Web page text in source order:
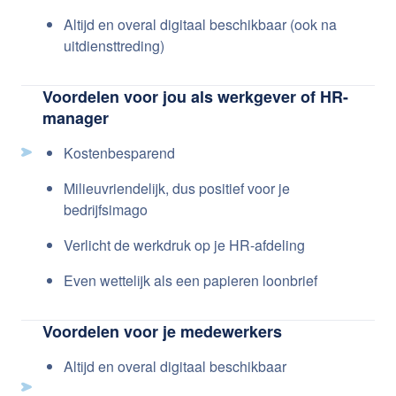
Altijd en overal digitaal beschikbaar (ook na
uitdiensttreding)
Voordelen voor jou als werkgever of HR-
manager
Kostenbesparend
Milieuvriendelijk, dus positief voor je
bedrijfsimago
Verlicht de werkdruk op je HR-afdeling
Even wettelijk als een papieren loonbrief
Voordelen voor je medewerkers
Altijd en overal digitaal beschikbaar